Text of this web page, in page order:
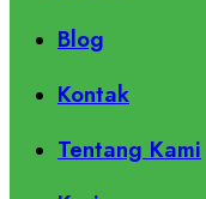
Blog
Kontak
Tentang Kami